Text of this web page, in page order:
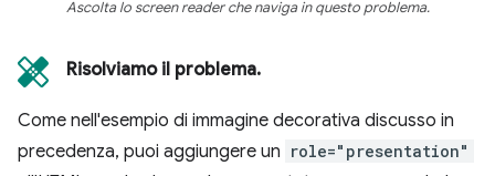
Ascolta lo screen reader che naviga in questo problema.
Risolviamo il problema.
Come nell'esempio di immagine decorativa discusso in
precedenza, puoi aggiungere un role="presentation"